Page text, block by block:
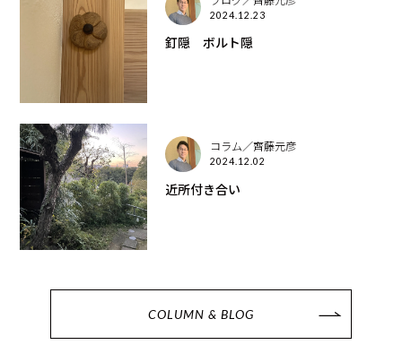
2024.12.23
釘隠 ボルト隠
コラム／齊藤元彦
2024.12.02
近所付き合い
COLUMN & BLOG